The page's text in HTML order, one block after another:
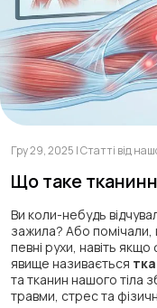
Гру 29, 2025 | Статті від
Що таке
Ви коли-небудь
зажила? Або помічали,
певні рухи, навіть
явище називається
та тканин нашого тіла
травми, стрес та